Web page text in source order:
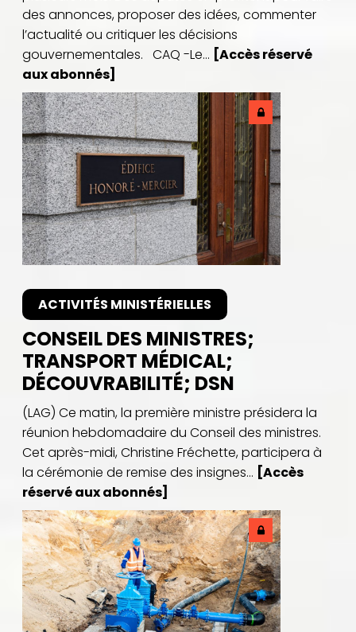
des annonces, proposer des idées, commenter
l’actualité ou critiquer les décisions
gouvernementales. CAQ -Le... [Accès réservé
aux abonnés]
ACTIVITÉS MINISTÉRIELLES
CONSEIL DES MINISTRES;
TRANSPORT MÉDICAL;
DÉCOUVRABILITÉ; DSN
(LAG) Ce matin, la première ministre présidera la
réunion hebdomadaire du Conseil des ministres.
Cet après-midi, Christine Fréchette, participera à
la cérémonie de remise des insignes... [Accès
réservé aux abonnés]